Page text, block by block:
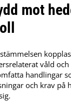
mot
våld
handlingar
och krav på